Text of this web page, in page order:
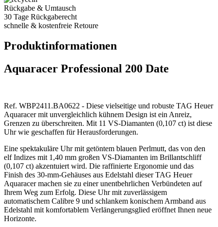
Rückgabe & Umtausch
30 Tage Rückgaberecht
schnelle & kostenfreie Retoure
Produktinformationen
Aquaracer Professional 200 Date
Ref. WBP2411.BA0622 - Diese vielseitige und robuste TAG Heuer
Aquaracer mit unvergleichlich kühnem Design ist ein Anreiz,
Grenzen zu überschreiten. Mit 11 VS-Diamanten (0,107 ct) ist diese
Uhr wie geschaffen für Herausforderungen.
Eine spektakuläre Uhr mit getöntem blauen Perlmutt, das von den
elf Indizes mit 1,40 mm großen VS-Diamanten im Brillantschliff
(0,107 ct) akzentuiert wird. Die raffinierte Ergonomie und das
Finish des 30-mm-Gehäuses aus Edelstahl dieser TAG Heuer
Aquaracer machen sie zu einer unentbehrlichen Verbündeten auf
Ihrem Weg zum Erfolg. Diese Uhr mit zuverlässigem
automatischem Calibre 9 und schlankem konischem Armband aus
Edelstahl mit komfortablem Verlängerungsglied eröffnet Ihnen neue
Horizonte.